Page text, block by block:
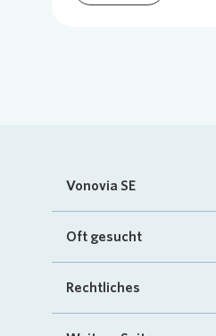
Vonovia SE
Startseite
Investoren
Oft gesucht
FAQ
Rechtliches
Impressum